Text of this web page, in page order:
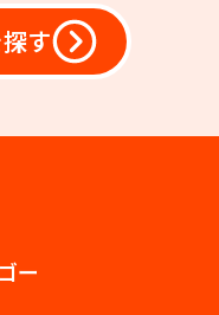
す
ー